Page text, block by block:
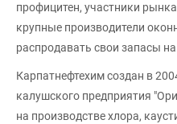
профицитен, участники
крупные производители
распродавать свои запасы
Карпатнефтехим создан в
калушского предприятия
на производстве хлора,